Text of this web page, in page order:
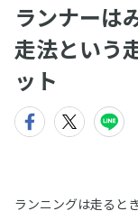
ランナーは
走法という
ット
ランニングは走ると